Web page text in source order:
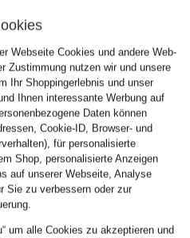
Regular Fit
239
CHF 389
Hose
Relaxed Fit
CHF 209
Webseite Cookies und andere Web-
Zustimmung nutzen wir und unsere
Ihr Shoppingerlebnis und unser
Ihnen interessante Werbung auf
Daten können
Cookie-ID, Browser- und
für personalisierte
Shop, personalisierte Anzeigen
auf unserer Webseite, Analyse
Sie zu verbessern oder zur
um alle Cookies zu akzeptieren und